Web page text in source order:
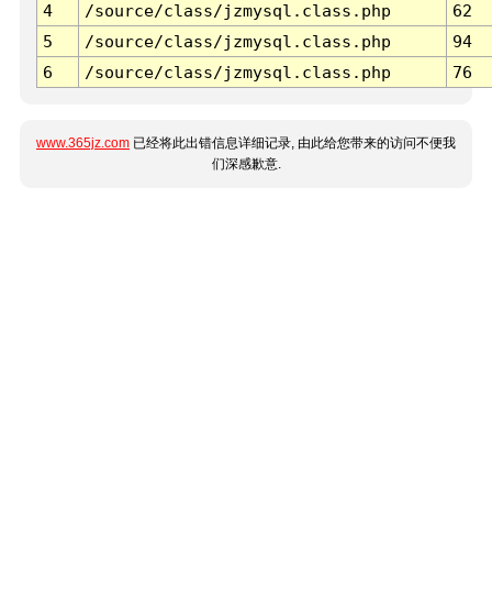
4
/source/class/jzmysql.class.php
62
5
/source/class/jzmysql.class.php
94
6
/source/class/jzmysql.class.php 76
www.365jz.com 已经将此出错信息详细记录, 由此给您带来的访问不便我
们深感歉意.